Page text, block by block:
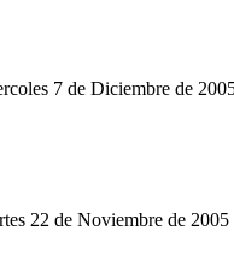
7 de Diciembre de
22 de Noviembre de 2005